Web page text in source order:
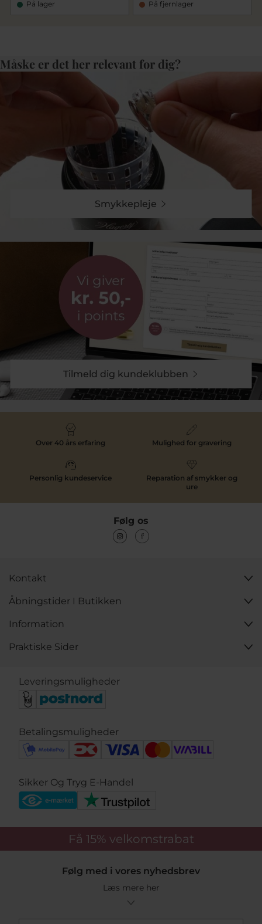
På lager På fjernlager
Måske er det her relevant for dig?
Smykkepleje
Tilmeld dig kundeklubben
Over 40 års erfaring Mulighed for gravering
Personlig kundeservice
Reparation af smykker og
ure
Følg os
Kontakt
Åbningstider I Butikken
Information
Praktiske Sider
Leveringsmuligheder
Betalingsmuligheder
Sikker Og Tryg E-Handel
Få 15% velkomstrabat
Følg med i vores nyhedsbrev
Læs mere her